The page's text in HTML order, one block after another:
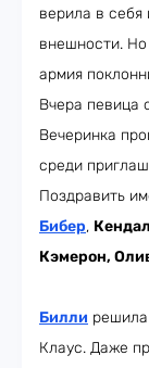
верила в себя
внешности.
армия
Вчера певица
Вечеринка
среди
Поздравить
Бибер,
Кэмерон,
Билли решила
Клаус. Даже